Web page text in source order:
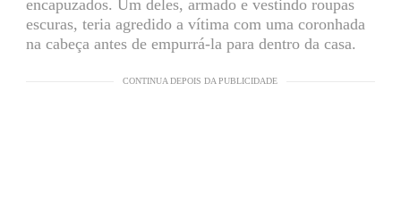
encapuzados. Um deles, armado e vestindo roupas
escuras, teria agredido a vítima com uma coronhada
na cabeça antes de empurrá-la para dentro da casa.
CONTINUA DEPOIS DA PUBLICIDADE